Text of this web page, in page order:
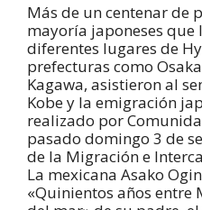
Más de un centenar de
mayoría japoneses que
diferentes lugares de
prefecturas como
Kagawa, asistieron al
Kobe y la emigración
realizado por
pasado domingo 3 de
de la Migración e
La mexicana Asako
«Quinientos años entre